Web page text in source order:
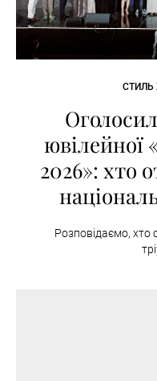
СТИЛЬ
ювілейної
2026»: хто
Розповідаємо, хто